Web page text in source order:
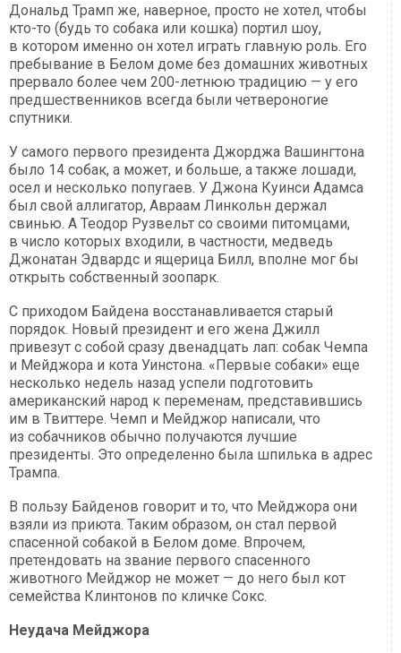
Дональд Трамп же, наверное, просто не хотел, чтобы
кто-то (будь то собака или кошка) портил шоу,
в котором именно он хотел играть главную роль. Его
пребывание в Белом доме без домашних животных
прервало более чем 200-летнюю традицию — у его
предшественников всегда были четвероногие
спутники.
У самого первого президента Джорджа Вашингтона
было 14 собак, а может, и больше, а также лошади,
осел и несколько попугаев. У Джона Куинси Адамса
был свой аллигатор, Авраам Линкольн держал
свинью. А Теодор Рузвельт со своими питомцами,
в число которых входили, в частности, медведь
Джонатан Эдвардс и ящерица Билл, вполне мог бы
открыть собственный зоопарк.
С приходом Байдена восстанавливается старый
порядок. Новый президент и его жена Джилл
привезут с собой сразу двенадцать лап: собак Чемпа
и Мейджора и кота Уинстона. «Первые собаки» еще
несколько недель назад успели подготовить
американский народ к переменам, представившись
им в Твиттере. Чемп и Мейджор написали, что
из собачников обычно получаются лучшие
президенты. Это определенно была шпилька в адрес
Трампа.
В пользу Байденов говорит и то, что Мейджора они
взяли из приюта. Таким образом, он стал первой
спасенной собакой в Белом доме. Впрочем,
претендовать на звание первого спасенного
животного Мейджор не может — до него был кот
семейства Клинтонов по кличке Сокс.
Неудача Мейджора